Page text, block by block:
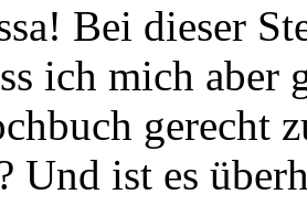
Bei dieser
ich mich aber
gerecht
Und ist es